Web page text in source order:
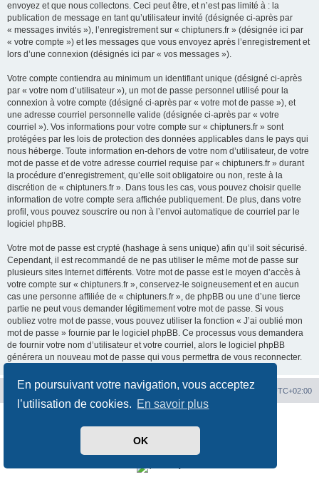
En poursuivant votre navigation, vous acceptez
l’utilisation de cookies. En savoir plus
OK
envoyez et que nous collectons. Ceci peut être, et n’est pas limité à : la
publication de message en tant qu’utilisateur invité (désignée ci-après par
« messages invités »), l’enregistrement sur « chiptuners.fr » (désignée ici par
« votre compte ») et les messages que vous envoyez après l’enregistrement et
lors d’une connexion (désignés ici par « vos messages »).
Votre compte contiendra au minimum un identifiant unique (désigné ci-après
par « votre nom d’utilisateur »), un mot de passe personnel utilisé pour la
connexion à votre compte (désigné ci-après par « votre mot de passe »), et
une adresse courriel personnelle valide (désignée ci-après par « votre
courriel »). Vos informations pour votre compte sur « chiptuners.fr » sont
protégées par les lois de protection des données applicables dans le pays qui
nous héberge. Toute information en-dehors de votre nom d’utilisateur, de votre
mot de passe et de votre adresse courriel requise par « chiptuners.fr » durant
la procédure d’enregistrement, qu’elle soit obligatoire ou non, reste à la
discrétion de « chiptuners.fr ». Dans tous les cas, vous pouvez choisir quelle
information de votre compte sera affichée publiquement. De plus, dans votre
profil, vous pouvez souscrire ou non à l’envoi automatique de courriel par le
logiciel phpBB.
Votre mot de passe est crypté (hashage à sens unique) afin qu’il soit sécurisé.
Cependant, il est recommandé de ne pas utiliser le même mot de passe sur
plusieurs sites Internet différents. Votre mot de passe est le moyen d’accès à
votre compte sur « chiptuners.fr », conservez-le soigneusement et en aucun
cas une personne affiliée de « chiptuners.fr », de phpBB ou une d’une tierce
partie ne peut vous demander légitimement votre mot de passe. Si vous
oubliez votre mot de passe, vous pouvez utiliser la fonction « J’ai oublié mon
mot de passe » fournie par le logiciel phpBB. Ce processus vous demandera
de fournir votre nom d’utilisateur et votre courriel, alors le logiciel phpBB
générera un nouveau mot de passe qui vous permettra de vous reconnecter.
Portal Chiptuners.fr Heures au format UTC+02:00
Traduit parphpBB-fr.com
Confidentialité
Time: 0.017s| Peak Memory Usage: 1.88 Mio | GZIP: Off